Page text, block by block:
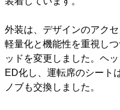
外装は、デザインのアク
軽量化と機能性を重視し
ッドを変更しました。ヘ
ED化し、運転席のシート
ノブも交換しました。